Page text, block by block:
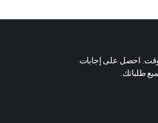
احصل على إجابات
طلباتك.